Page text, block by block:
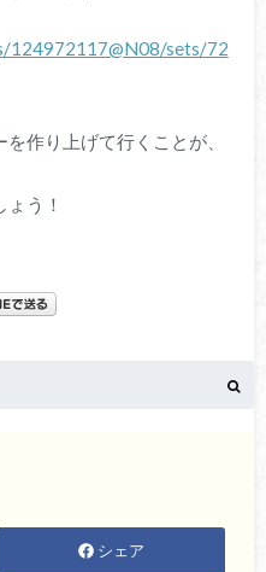
124972117@N08/sets/72
作り上げて行くことが、
う！
シェア